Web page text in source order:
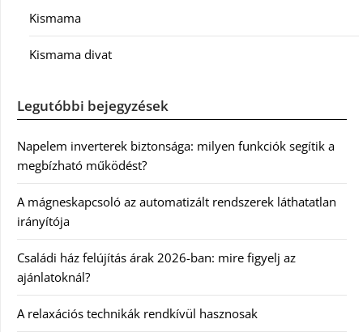
Kismama
Kismama divat
Legutóbbi bejegyzések
Napelem inverterek biztonsága: milyen funkciók segítik a
megbízható működést?
A mágneskapcsoló az automatizált rendszerek láthatatlan
irányítója
Családi ház felújítás árak 2026-ban: mire figyelj az
ajánlatoknál?
A relaxációs technikák rendkívül hasznosak